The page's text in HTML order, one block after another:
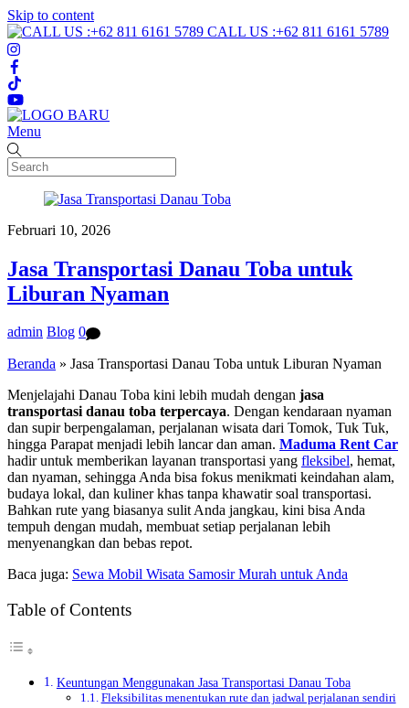
Skip to content
CALL US :+62 811 6161 5789
Menu
Februari 10, 2026
Jasa Transportasi Danau Toba untuk
Liburan Nyaman
admin Blog 0
Beranda » Jasa Transportasi Danau Toba untuk Liburan Nyaman
Menjelajahi Danau Toba kini lebih mudah dengan jasa
transportasi danau toba terpercaya. Dengan kendaraan nyaman
dan supir berpengalaman, perjalanan wisata dari Tomok, Tuk Tuk,
hingga Parapat menjadi lebih lancar dan aman. Maduma Rent Car
hadir untuk memberikan layanan transportasi yang fleksibel, hemat,
dan nyaman, sehingga Anda bisa fokus menikmati keindahan alam,
budaya lokal, dan kuliner khas tanpa khawatir soal transportasi.
Bahkan rute yang biasanya sulit Anda jangkau, kini bisa Anda
tempuh dengan mudah, membuat setiap perjalanan lebih
menyenangkan dan bebas repot.
Baca juga: Sewa Mobil Wisata Samosir Murah untuk Anda
Table of Contents
Keuntungan Menggunakan Jasa Transportasi Danau Toba
Fleksibilitas menentukan rute dan jadwal perjalanan sendiri